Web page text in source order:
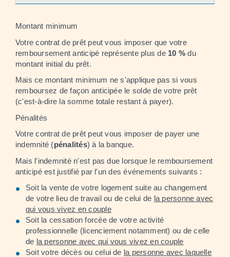
Montant minimum
Votre contrat de prêt peut vous imposer que votre
remboursement anticipé représente plus de 10 % du
montant initial du prêt.
Mais ce montant minimum ne s'applique pas si vous
remboursez de façon anticipée le solde de votre prêt
(c'est-à-dire la somme totale restant à payer).
Pénalités
Votre contrat de prêt peut vous imposer de payer une
indemnité (pénalités) à la banque.
Mais l'indemnité n'est pas due lorsque le remboursement
anticipé est justifié par l'un des événements suivants :
Soit la vente de votre logement suite au changement
de votre lieu de travail ou de celui de la personne avec
qui vous vivez en couple
Soit la cessation forcée de votre activité
professionnelle (licenciement notamment) ou de celle
de la personne avec qui vous vivez en couple
Soit votre décès ou celui de la personne avec laquelle